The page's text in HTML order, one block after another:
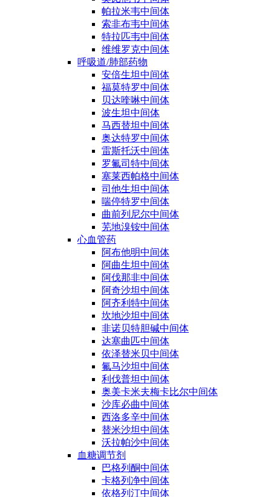
帕拉米韦中间体
索非布韦中间体
特拉匹韦中间体
维维罗克中间体
呼吸道/肺部药物
安倍生坦中间体
福莫特罗中间体
贝达喹啉中间体
波生坦中间体
马西替坦中间体
奥达特罗中间体
雷斯托沃中间体
罗氟司特中间体
塞莱西帕格中间体
司他生坦中间体
喘停特罗中间体
曲前列尼尔中间体
芜地溴铵中间体
心血管药
阿布他明中间体
阿曲生坦中间体
阿伐那非中间体
阿奇沙坦中间体
阿齐利特中间体
坎地沙坦中间体
非诺贝特胆碱中间体
达塞曲匹中间体
依泽替米贝中间体
氟马沙坦中间体
利伐普坦中间体
奥美卡米夫梅卡比尔中间体
沙库必曲中间体
西洛多辛中间体
替米沙坦中间体
沃拉帕沙中间体
血糖调节剂
巴格列酮中间体
卡格列净中间体
依格列汀中间体